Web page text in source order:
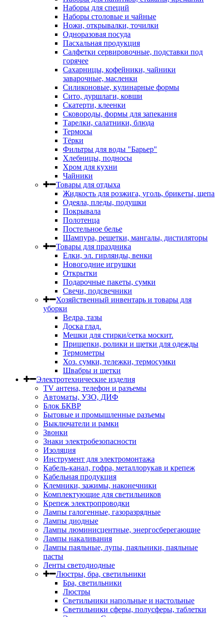
Наборы для специй
Наборы столовые и чайные
Ножи, открывалки, точилки
Одноразовая посуда
Пасхальная продукция
Салфетки сервировочные, подставки под
горячее
Сахарницы, кофейники, чайники
заварочные, масленки
Силиконовые, кулинарные формы
Сито, дуршлаги, ковши
Скатерти, клеенки
Сковороды, формы для запекания
Тарелки, салатники, блюда
Термосы
Тёрки
Фильтры для воды "Барьер"
Хлебницы, подносы
Хром для кухни
Чайники
Товары для отдыха
Жидкость для розжига, уголь, брикеты, щепа
Одеяла, пледы, подушки
Покрывала
Полотенца
Постельное белье
Шампура, решетки, мангалы, дистиляторы
Товары для праздника
Елки, эл. гирлянды, венки
Новогодние игрушки
Открытки
Подарочные пакеты, сумки
Свечи, подсвечники
Хозяйственный инвентарь и товары для
уборки
Ведра, тазы
Доска глад.
Мешки для стирки/сетка москит.
Прищепки, ролики и щетки для одежды
Термометры
Хоз. сумки, тележки, термосумки
Швабры и щетки
Электротехнические изделия
TV aнтена, телефон и разъемы
Автоматы, УЗО, ДИФ
Блок БКВР
Бытовые и промышленные разъемы
Выключатели и рамки
Звонки
Знаки электробезопасности
Изоляция
Инструмент для электромонтажа
Кабель-канал, гофра, металлорукав и крепеж
Кабельная продукция
Клемники, зажимы, наконечники
Комплектующие для светильников
Крепеж электропроводки
Лампы галогенные, газоразрядные
Лампы диодные
Лампы люминисцентные, энергосберегающие
Лампы накаливания
Лампы паяльные, лупы, паяльники, паяльные
пасты
Ленты светодиодные
Люстры, бра, светильники
Бра, светильники
Люстры
Светильники напольные и настольные
Светильники сферы, полусферы, таблетки